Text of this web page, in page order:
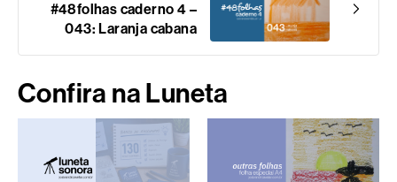
#48folhas caderno 4 –
043: Laranja cabana
Confira na Luneta